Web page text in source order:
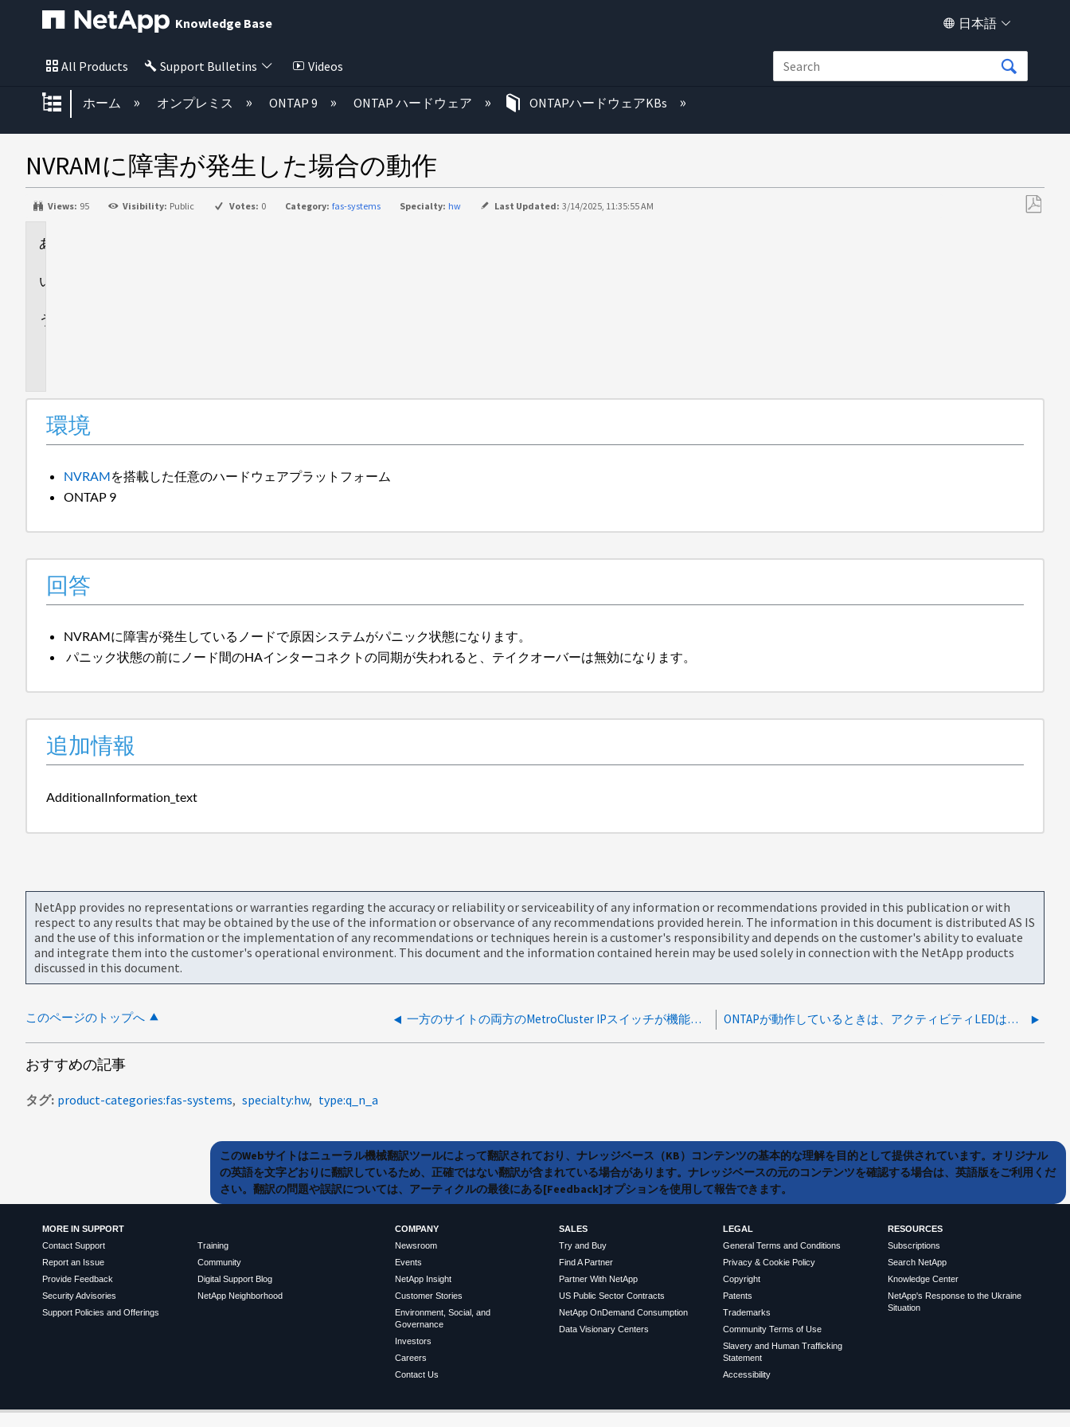
Knowledge Base 日本語
All Products Support Bulletins Videos
グローバル階層を展開/折りたたむ
ホーム オンプレミス ONTAP 9 ONTAP ハードウェア ONTAPハードウェアKBs
NVRAMに障害が発生した場合の動作
Views: 95 Visibility: Public Votes: 0 Category: fas-systems Specialty: hw Last Updated: 3/14/2025, 11:35:55 AM
環境
NVRAMを搭載した任意のハードウェアプラットフォーム
ONTAP 9
回答
NVRAMに障害が発生しているノードで原因システムがパニック状態になります。
パニック状態の前にノード間のHAインターコネクトの同期が失われると、テイクオーバーは無効になります。
追加情報
AdditionalInformation_text
NetApp provides no representations or warranties regarding the accuracy or reliability or serviceability of any information or recommendations provided in this publication or with
respect to any results that may be obtained by the use of the information or observance of any recommendations provided herein. The information in this document is distributed AS IS
and the use of this information or the implementation of any recommendations or techniques herein is a customer's responsibility and depends on the customer's ability to evaluate
and integrate them into the customer's operational environment. This document and the information contained herein may be used solely in connection with the NetApp products
discussed in this document.
このページのトップへ 一方のサイトの両方のMetroCluster IPスイッチが機能していない場合、どうなりますか。 ONTAPが動作しているときは、アクティビティLEDは常にオフの状態です
おすすめの記事
タグ product-categories:fas-systems specialty:hw type:q_n_a
このWebサイトはニューラル機械翻訳ツールによって翻訳されており、ナレッジベース（KB）コンテンツの基本的な理解を目的として提供されています。オリジナル
の英語を文字どおりに翻訳しているため、正確ではない翻訳が含まれている場合があります。ナレッジベースの元のコンテンツを確認する場合は、英語版をご利用くだ
さい。翻訳の問題や誤訳については、アーティクルの最後にある[Feedback]オプションを使用して報告できます。
MORE IN SUPPORT
Contact Support
Report an Issue
Provide Feedback
Security Advisories
Support Policies and Offerings
Training
Community
Digital Support Blog
NetApp Neighborhood
COMPANY
Newsroom
Events
NetApp Insight
Customer Stories
Environment, Social, and
Governance
Investors
Careers
Contact Us
SALES
Try and Buy
Find A Partner
Partner With NetApp
US Public Sector Contracts
NetApp OnDemand Consumption
Data Visionary Centers
LEGAL
General Terms and Conditions
Privacy & Cookie Policy
Copyright
Patents
Trademarks
Community Terms of Use
Slavery and Human Trafficking
Statement
Accessibility
RESOURCES
Subscriptions
Search NetApp
Knowledge Center
NetApp's Response to the Ukraine
Situation